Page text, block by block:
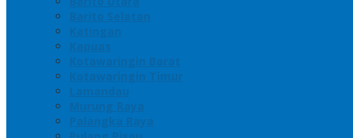
Barito Selatan
Katingan
Kapuas
Kotawaringin Barat
Kotawaringin Timur
Lamandau
Murung Raya
Palangka Raya